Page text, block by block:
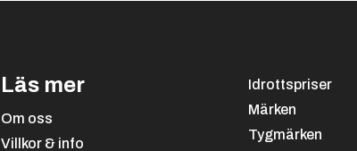
Läs mer
Om oss
Villkor & info
Idrottspriser
Märken
Tygmärken